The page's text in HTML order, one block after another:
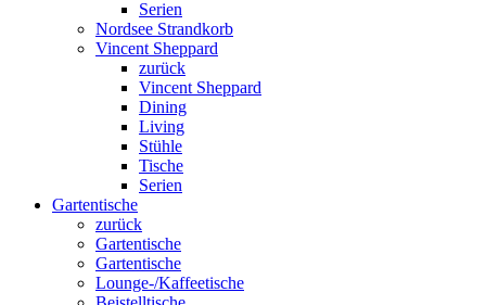
Serien
Nordsee Strandkorb
Vincent Sheppard
zurück
Vincent Sheppard
Dining
Living
Stühle
Tische
Serien
Gartentische
zurück
Gartentische
Gartentische
Lounge-/Kaffeetische